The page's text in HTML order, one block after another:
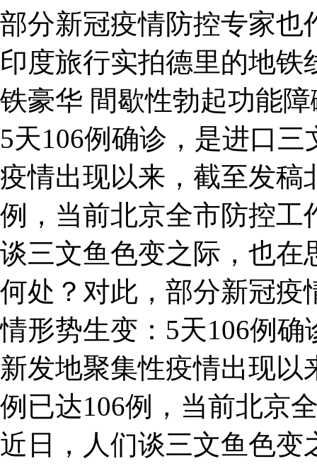
部分新冠疫情防控专家
印度旅行实拍德里的地
铁豪华 間歇性勃起功能
5天106例确诊，是进口
疫情出现以来，截至发稿
例，当前北京全市防控工
谈三文鱼色变之际，也
何处？对此，部分新冠疫
情形势生变：5天106例
新发地聚集性疫情出现
例已达106例，当前北京
近日，人们谈三文鱼色